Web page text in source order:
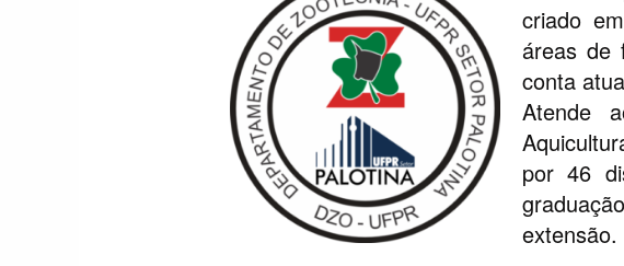
criado
áreas de
conta
Atende
por 46
extensão.